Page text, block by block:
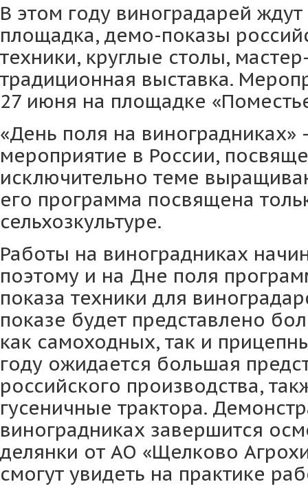
В этом году виноградарей
площадка, демо-показы
техники, круглые столы,
традиционная выставка.
27 июня на площадке
«День поля на виноградниках»
мероприятие в России,
исключительно теме
его программа посвящена
сельхозкультуре.
Работы на виноградниках
поэтому и на Дне поля
показа техники для
показе будет представлено
как самоходных, так и
году ожидается большая
российского производства,
гусеничные трактора.
виноградниках завершится
делянки от АО «Щелково
смогут увидеть на практике